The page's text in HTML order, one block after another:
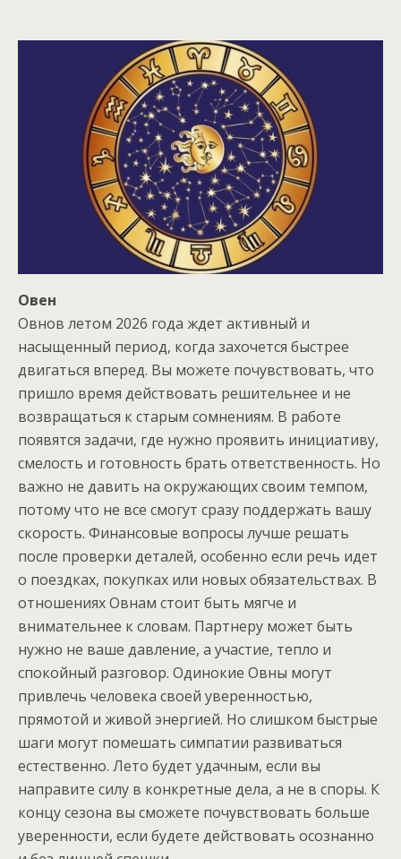
Овен
Овнов летом 2026 года ждет активный и
насыщенный период, когда захочется быстрее
двигаться вперед. Вы можете почувствовать, что
пришло время действовать решительнее и не
возвращаться к старым сомнениям. В работе
появятся задачи, где нужно проявить инициативу,
смелость и готовность брать ответственность. Но
важно не давить на окружающих своим темпом,
потому что не все смогут сразу поддержать вашу
скорость. Финансовые вопросы лучше решать
после проверки деталей, особенно если речь идет
о поездках, покупках или новых обязательствах. В
отношениях Овнам стоит быть мягче и
внимательнее к словам. Партнеру может быть
нужно не ваше давление, а участие, тепло и
спокойный разговор. Одинокие Овны могут
привлечь человека своей уверенностью,
прямотой и живой энергией. Но слишком быстрые
шаги могут помешать симпатии развиваться
естественно. Лето будет удачным, если вы
направите силу в конкретные дела, а не в споры. К
концу сезона вы сможете почувствовать больше
уверенности, если будете действовать осознанно